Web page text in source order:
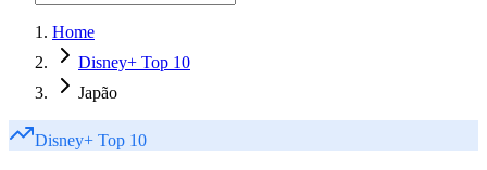
Home
Disney+ Top 10
Japão
Disney+ Top 10